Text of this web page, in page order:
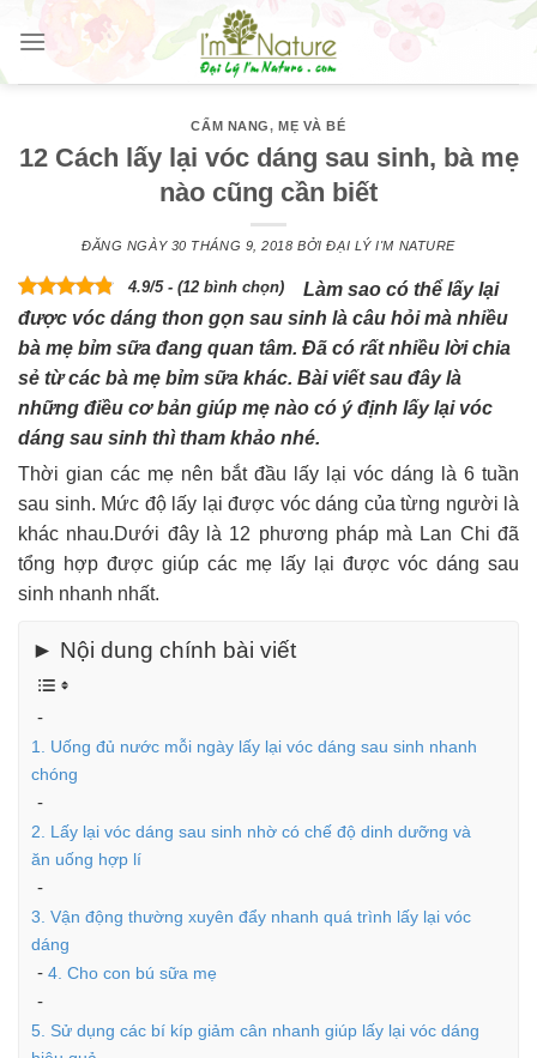
Skip
content
CẨM NANG,MẸ VÀ BÉ
12 Cách lấy lại vóc dáng sau sinh, bà mẹ
nào cũng cần biết
ĐĂNG NGÀY 30 THÁNG 9, 2018 BỞIĐẠI LÝ I'M NATURE
4.9/5 - (12 bình chọn)
Làm sao có thể lấy lại
được vóc dáng thon gọn sau sinh là câu hỏi mà nhiều
bà mẹ bỉm sữa đang quan tâm. Đã có rất nhiều lời chia
sẻ từ các bà mẹ bỉm sữa khác. Bài viết sau đây là
những điều cơ bản giúp mẹ nào có ý định lấy lại vóc
dáng sau sinh thì tham khảo nhé.
Thời gian các mẹ nên bắt đầu lấy lại vóc dáng là 6 tuần
sau sinh. Mức độ lấy lại được vóc dáng của từng người là
khác nhau.Dưới đây là 12 phương pháp mà Lan Chi đã
tổng hợp được giúp các mẹ lấy lại được vóc dáng sau
sinh nhanh nhất.
► Nội dung chính bài viết
1. Uống đủ nước mỗi ngày lấy lại vóc dáng sau sinh nhanh
chóng
2. Lấy lại vóc dáng sau sinh nhờ có chế độ dinh dưỡng và
ăn uống hợp lí
3. Vận động thường xuyên đẩy nhanh quá trình lấy lại vóc
dáng
4. Cho con bú sữa mẹ
5. Sử dụng các bí kíp giảm cân nhanh giúp lấy lại vóc dáng